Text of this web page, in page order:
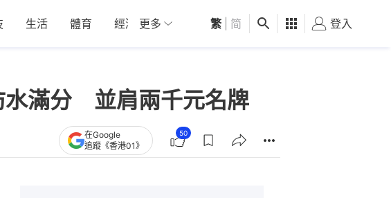
生活 體育 經濟 01深圳 觀點 健康 好食玩飛
更多 繁 简 登入
水滿分 並肩兩千元名牌
在Google
追蹤《香港01》
50